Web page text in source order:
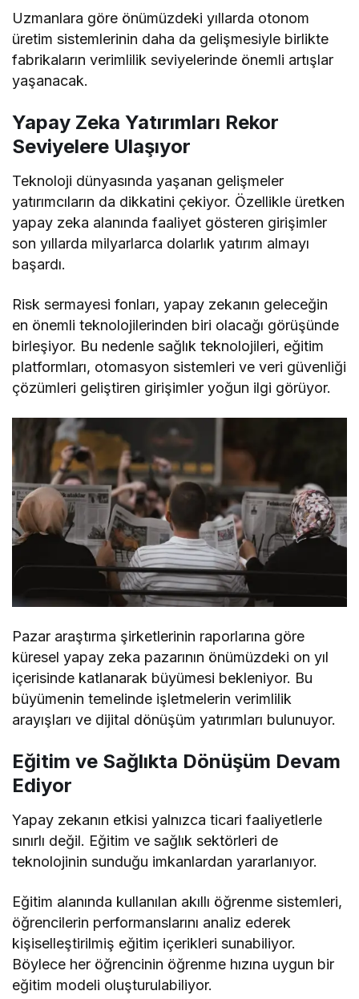
Uzmanlara göre önümüzdeki yıllarda otonom
üretim sistemlerinin daha da gelişmesiyle birlikte
fabrikaların verimlilik seviyelerinde önemli artışlar
yaşanacak.
Yapay Zeka Yatırımları Rekor
Seviyelere Ulaşıyor
Teknoloji dünyasında yaşanan gelişmeler
yatırımcıların da dikkatini çekiyor. Özellikle üretken
yapay zeka alanında faaliyet gösteren girişimler
son yıllarda milyarlarca dolarlık yatırım almayı
başardı.
Risk sermayesi fonları, yapay zekanın geleceğin
en önemli teknolojilerinden biri olacağı görüşünde
birleşiyor. Bu nedenle sağlık teknolojileri, eğitim
platformları, otomasyon sistemleri ve veri güvenliği
çözümleri geliştiren girişimler yoğun ilgi görüyor.
Pazar araştırma şirketlerinin raporlarına göre
küresel yapay zeka pazarının önümüzdeki on yıl
içerisinde katlanarak büyümesi bekleniyor. Bu
büyümenin temelinde işletmelerin verimlilik
arayışları ve dijital dönüşüm yatırımları bulunuyor.
Eğitim ve Sağlıkta Dönüşüm Devam
Ediyor
Yapay zekanın etkisi yalnızca ticari faaliyetlerle
sınırlı değil. Eğitim ve sağlık sektörleri de
teknolojinin sunduğu imkanlardan yararlanıyor.
Eğitim alanında kullanılan akıllı öğrenme sistemleri,
öğrencilerin performanslarını analiz ederek
kişiselleştirilmiş eğitim içerikleri sunabiliyor.
Böylece her öğrencinin öğrenme hızına uygun bir
eğitim modeli oluşturulabiliyor.